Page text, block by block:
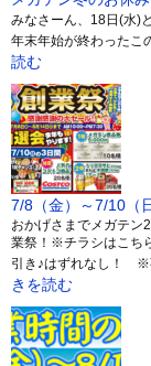
みなさーん、18日(水)
年末年始が終わったこ
読む
7/8（金）～7/10（
おかげさまでメガテン
業祭！※チラシはこち
引き♪はずれなし！ ※
きを読む